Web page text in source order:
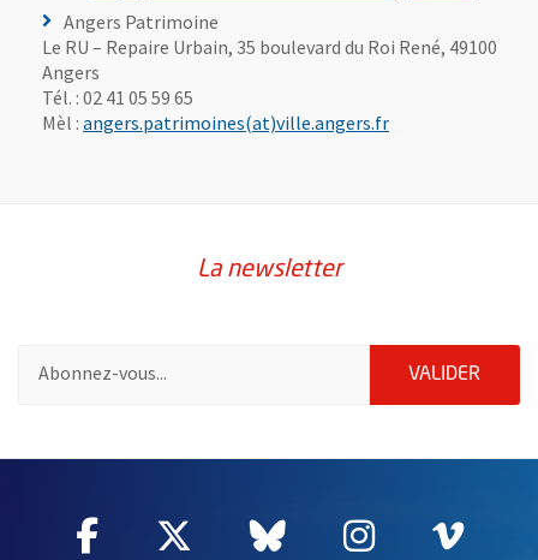
Angers Patrimoine
Le RU – Repaire Urbain, 35 boulevard du Roi René, 49100
Angers
Tél. : 02 41 05 59 65
Mèl : angers.patrimoines(at)ville.angers.fr, Ouvre une
La newsletter
VALIDER
Facebook
, Ouvre une nouvelle fenêtre
Twitter
, Ouvre une nouvelle
Bluesky
, Ouvre une
Instagram
, Ouvre
,